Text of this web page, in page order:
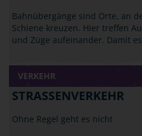
Bahnübergänge sind Orte, an
Schiene kreuzen. Hier treffen
und Züge aufeinander. Damit
VERKEHR
STRASSENVERKEHR
Ohne Regel geht es nicht